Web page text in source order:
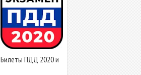
Билеты ПДД 2020 и